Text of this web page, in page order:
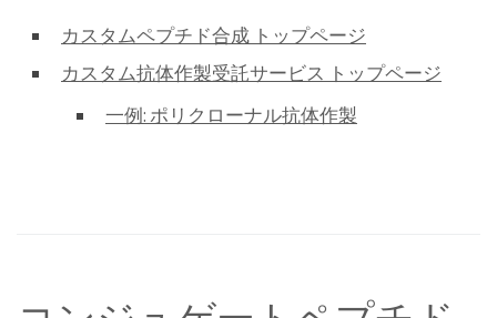
カスタムペプチド合成 トップページ
カスタム抗体作製受託サービス トップページ
一例: ポリクローナル抗体作製